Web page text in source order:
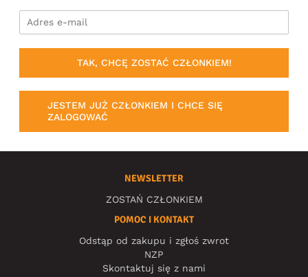
TAK, CHCĘ ZOSTAĆ CZŁONKIEM!
JESTEM JUŻ CZŁONKIEM I CHCE SIĘ
ZALOGOWAĆ
NEWSLETTER
ZOSTAŃ CZŁONKIEM
POMOC I KONTAKT
Odstąp od zakupu i zgłoś zwrot
NZP
Skontaktuj się z nami